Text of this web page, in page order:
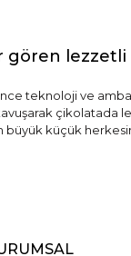
lezzetli
teknoloji ve
çikolatada
küçük